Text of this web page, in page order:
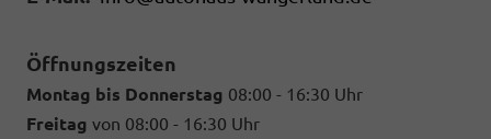
Öffnungszeiten
Montag bis Donnerstag 08:00 - 16:30 Uhr
Freitag von 08:00 - 16:30 Uhr